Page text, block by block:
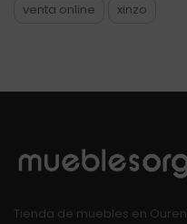
venta online
xinzo
Tienda de muebles en